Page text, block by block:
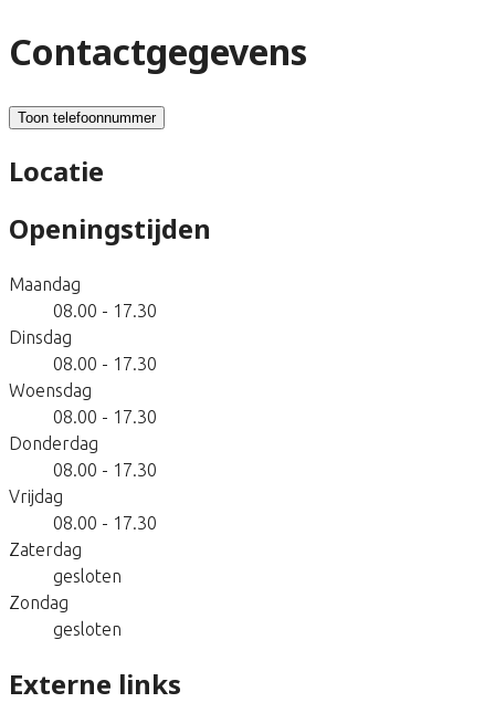
Contactgegevens
Toon telefoonnummer
Locatie
Openingstijden
Maandag
08.00 - 17.30
Dinsdag
08.00 - 17.30
Woensdag
08.00 - 17.30
Donderdag
08.00 - 17.30
Vrijdag
08.00 - 17.30
Zaterdag
gesloten
Zondag
gesloten
Externe links